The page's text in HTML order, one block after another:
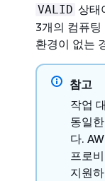
VALID 상태
3개의 컴퓨
환경이 없는
참고
작업
동일
다.
프로
지원